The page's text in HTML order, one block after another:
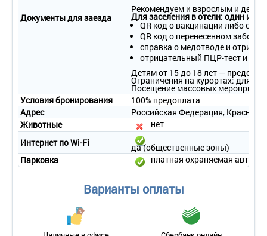
Документы для заезда
Рекомендуем и взрослым и
Для заселения в отели: один из
QR код о вакцинации либо
QR код о перенесенном
справка о медотводе и
отрицательный ПЦР-тест и
Детям от 15 до 18 лет —
Ограничения на курортах: для
Посещение массовых
Условия бронирования
100% предоплата
Адрес
Российская Федерация,
Животные
нет
Интернет по Wi-Fi
да (общественные зоны)
Парковка
платная охраняемая
Варианты оплаты